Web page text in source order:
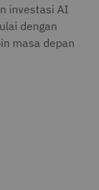
investasi AI
dengan
masa depan